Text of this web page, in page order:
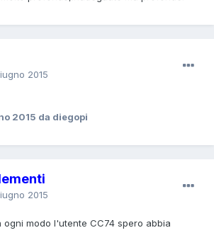
2015
2015 da diegopi
2015
ogni modo l'utente CC74 spero abbia